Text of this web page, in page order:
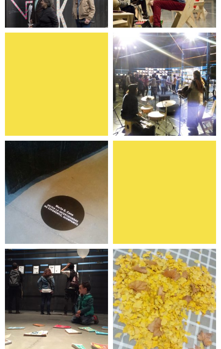
Pares sin pares
No exponemos:
ACAMPAMOS
Ya había explicado
esto antes, pero la
historia cambia
cada vez que la
explico de nuevo
Paisajes. De lo micro
a lo macro